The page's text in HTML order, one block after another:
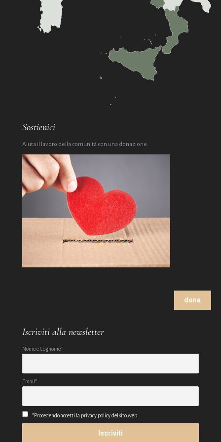
Sostienici
Aiuta il lavoro della comunità con una donazione.
dona
Iscriviti alla newsletter
Nome e Cognome*
Email*
*Procedendo accetti la privacy policy del sito web